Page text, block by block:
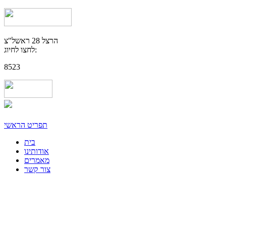
הרצל 28 ראשל"צ
לחצו לחיוג:
8523
תפריט הראשי
בית
אודותינו
מאמרים
צור קשר